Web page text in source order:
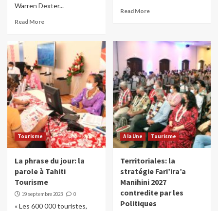
Warren Dexter...
Read More
Read More
Tourisme
La phrase du jour: la
parole à Tahiti
Tourisme
19 septembre 2023 0
« Les 600 000 touristes,
A la Une Tourisme
Territoriales: la
stratégie Fari’ira’a
Manihini 2027
contredite par les
Politiques